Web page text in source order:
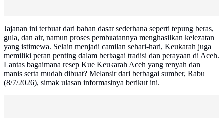
Jajanan ini terbuat dari bahan dasar sederhana seperti tepung beras,
gula, dan air, namun proses pembuatannya menghasilkan kelezatan
yang istimewa. Selain menjadi camilan sehari-hari, Keukarah juga
memiliki peran penting dalam berbagai tradisi dan perayaan di Aceh.
Lantas bagaimana resep Kue Keukarah Aceh yang renyah dan
manis serta mudah dibuat? Melansir dari berbagai sumber, Rabu
(8/7/2026), simak ulasan informasinya berikut ini.